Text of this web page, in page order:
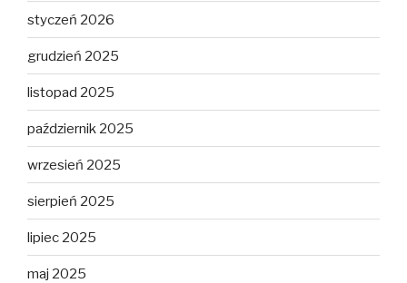
styczeń 2026
grudzień 2025
listopad 2025
październik 2025
wrzesień 2025
sierpień 2025
lipiec 2025
maj 2025